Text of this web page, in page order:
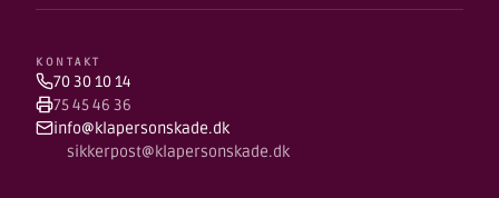
KONTAKT
70 30 10 14
75 45 46 36
info@klapersonskade.dk
sikkerpost@klapersonskade.dk